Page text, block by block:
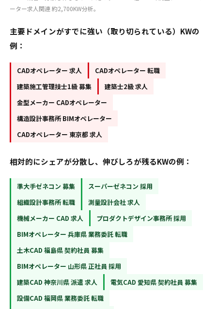
ーター求人関連 約2,700KW分析。
主要ドメインがすでに強い（取り切られている）KWの
例：
CADオペレーター 求人
CADオペレーター 転職
建築施工管理技士1級 募集
建築士2級 求人
金型メーカー CADオペレーター
構造設計事務所 BIMオペレーター
CADオペレーター 東京都 求人
相対的にシェアが分散し、伸びしろが残るKWの例：
準大手ゼネコン 募集
スーパーゼネコン 採用
組織設計事務所 転職
測量設計会社 求人
機械メーカー CAD 求人
プロダクトデザイン事務所 採用
BIMオペレーター 兵庫県 業務委託 転職
土木CAD 福島県 契約社員 募集
BIMオペレーター 山形県 正社員 採用
建築CAD 神奈川県 派遣 求人
電気CAD 愛知県 契約社員 募集
設備CAD 福岡県 業務委託 転職